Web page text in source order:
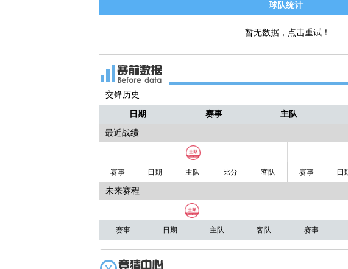
球队统计
暂无数据，点击重试！
交锋历史
日期 赛事 主队
最近战绩
赛事 日期 主队 比分 客队 赛事 日
未来赛程
赛事 日期 主队 客队 赛事